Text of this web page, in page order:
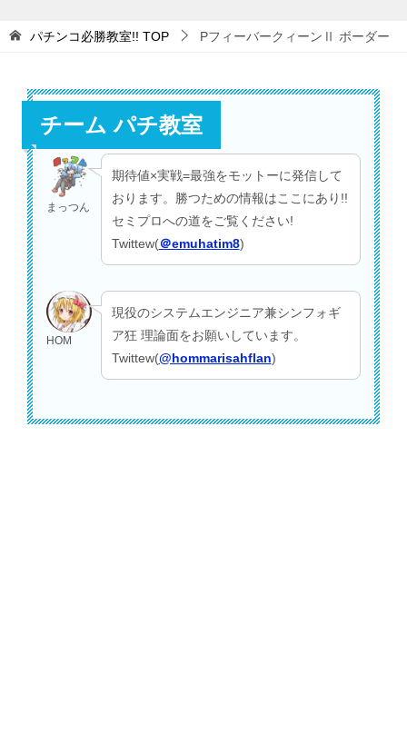
パチンコ必勝教室!! TOP PフィーバークィーンⅡ ボーダー
チーム パチ教室
まっつん
期待値×実戦=最強をモットーに発信して
おります。勝つための情報はここにあり!!
セミプロへの道をご覧ください!
Twittew(＠emuhatim8)
HOM
現役のシステムエンジニア兼シンフォギ
ア狂 理論面をお願いしています。
Twittew(@hommarisahflan)